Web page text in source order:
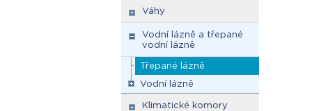
Váhy
Vodní lázně a třepané
vodní lázně
Třepané lázně
Vodní lázně
Klimatické komory